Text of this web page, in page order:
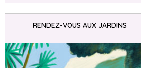
RENDEZ-VOUS AUX JARDINS